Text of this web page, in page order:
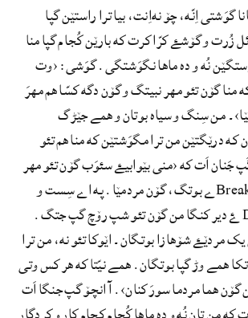
گوَشتی اِنّه، چۆ نه‌اِنت، بیا ترا راستێن گپا
زُرت و گۆشۓ کرّا کرت که بارێن کُجام گپا منا
نُه و ده ماها نگوَشتگی. گوَشی: ‹وت
گۆن تئو مھر نبیتگ و گۆن دگه کسّا ھم مھرَ
من سِنگ و سیاه بوتان و همے جێڑگ
که درێگتێن من ترا مگوَشتێن که منا ھم تئو
جَنان اَت که ‹منی بێوابیۓ سئوَب گۆن تئو مھر
نبوتگ، منا یک Breakupے بوتگ، گۆن مردمێا. په اے سِست و
سێدۓ Depression ۓ دیر کنگا من گۆن تئو شپ رۆچ گپ جتگ.
شۆھازا بوتگان۔ اێوکا تئو نه، من ترا
ھمے وڑ گپا بوتگان. ھمے نیّتا که ھر کس وتی
گۆن ھما مردما سورَ کنان›. آ انچۆ گپ جنگا اَت